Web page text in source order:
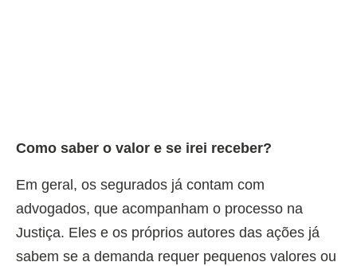
Como saber o valor e se irei receber?
Em geral, os segurados já contam com
advogados, que acompanham o processo na
Justiça. Eles e os próprios autores das ações já
sabem se a demanda requer pequenos valores ou